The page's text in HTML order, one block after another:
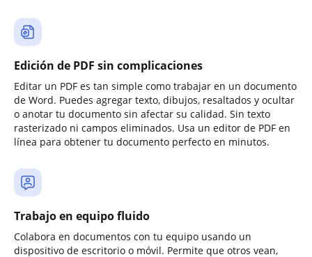
Edición de PDF sin complicaciones
Editar un PDF es tan simple como trabajar en un documento
de Word. Puedes agregar texto, dibujos, resaltados y ocultar
o anotar tu documento sin afectar su calidad. Sin texto
rasterizado ni campos eliminados. Usa un editor de PDF en
línea para obtener tu documento perfecto en minutos.
Trabajo en equipo fluido
Colabora en documentos con tu equipo usando un
dispositivo de escritorio o móvil. Permite que otros vean,